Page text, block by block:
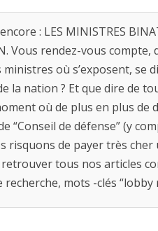
: LES MINISTRES
Vous rendez-vous
ministres où s’exposent, se
la nation ? Et que dire de
où de plus en plus de
“Conseil de défense” (y
risquons de payer très
tous nos articles
recherche, mots -clés “lobby